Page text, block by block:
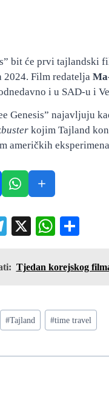
bit će prvi tajlandski
Film redatelja
i u SAD-u i
Genesis” najavljuju
kojim Tajland
američkih
Te
gr
X
W
ts re
Tjedan korejskog
#Tajland #time travel